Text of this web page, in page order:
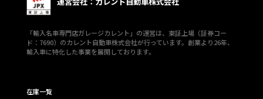
「輸入名車専門店ガレージカレント」の運営は、東証上場（証券コー
ド：7690）のカレント自動車株式会社が行っています。創業より26年、
輸入車に特化した事業を展開しております。
在庫一覧